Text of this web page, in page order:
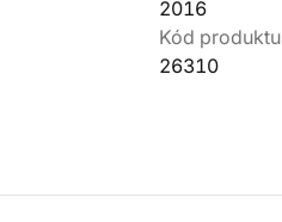
2016
Kód produktu
26310